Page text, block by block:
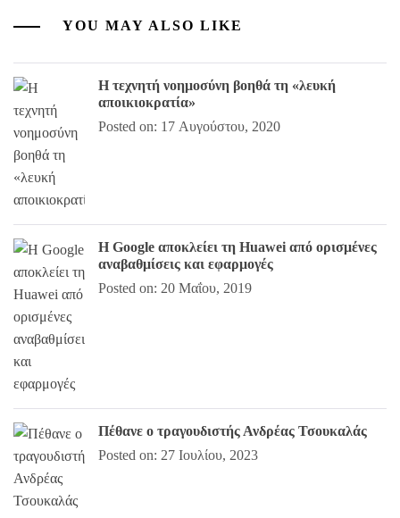
YOU MAY ALSO LIKE
Η τεχνητή νοημοσύνη βοηθά τη «λευκή
αποικιοκρατία»
Posted on: 17 Αυγούστου, 2020
Η Google αποκλείει τη Huawei από ορισμένες
αναβαθμίσεις και εφαρμογές
Posted on: 20 Μαΐου, 2019
Πέθανε ο τραγουδιστής Ανδρέας Τσουκαλάς
Posted on: 27 Ιουλίου, 2023